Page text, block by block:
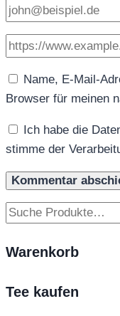
Name, E-Mail-
Browser für meinen
Ich habe die
stimme der
Suchen
Warenkorb
Tee kaufen